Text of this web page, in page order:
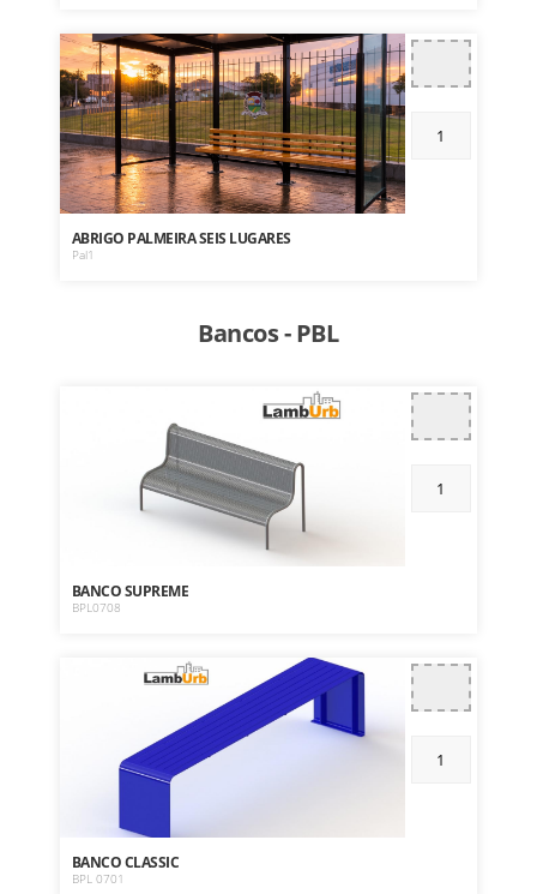
ABRIGO PALMEIRA SEIS LUGARES
Pal1
Bancos - PBL
BANCO SUPREME
BPL0708
BANCO CLASSIC
BPL 0701